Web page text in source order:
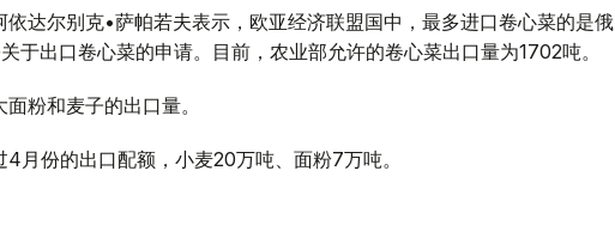
达尔别克•萨帕若夫表示，欧亚经济联盟国中，最多进口卷心菜的是俄
于出口卷心菜的申请。目前，农业部允许的卷心菜出口量为1702吨。
粉和麦子的出口量。
月份的出口配额，小麦20万吨、面粉7万吨。